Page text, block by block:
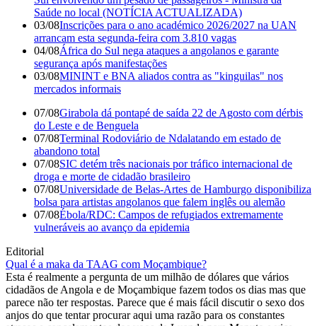
Saúde no local (NOTÍCIA ACTUALIZADA)
03/08Inscrições para o ano académico 2026/2027 na UAN
arrancam esta segunda-feira com 3.810 vagas
04/08África do Sul nega ataques a angolanos e garante
segurança após manifestações
03/08MININT e BNA aliados contra as "kinguilas" nos
mercados informais
07/08Girabola dá pontapé de saída 22 de Agosto com dérbis
do Leste e de Benguela
07/08Terminal Rodoviário de Ndalatando em estado de
abandono total
07/08SIC detém três nacionais por tráfico internacional de
droga e morte de cidadão brasileiro
07/08Universidade de Belas-Artes de Hamburgo disponibiliza
bolsa para artistas angolanos que falem inglês ou alemão
07/08Ébola/RDC: Campos de refugiados extremamente
vulneráveis ao avanço da epidemia
Editorial
Qual é a maka da TAAG com Moçambique?
Esta é realmente a pergunta de um milhão de dólares que vários
cidadãos de Angola e de Moçambique fazem todos os dias mas que
parece não ter respostas. Parece que é mais fácil discutir o sexo dos
anjos do que tentar procurar aqui uma razão para os constantes